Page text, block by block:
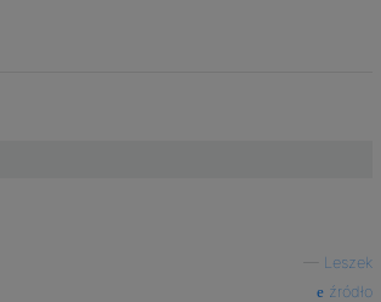
Leszek
źródło